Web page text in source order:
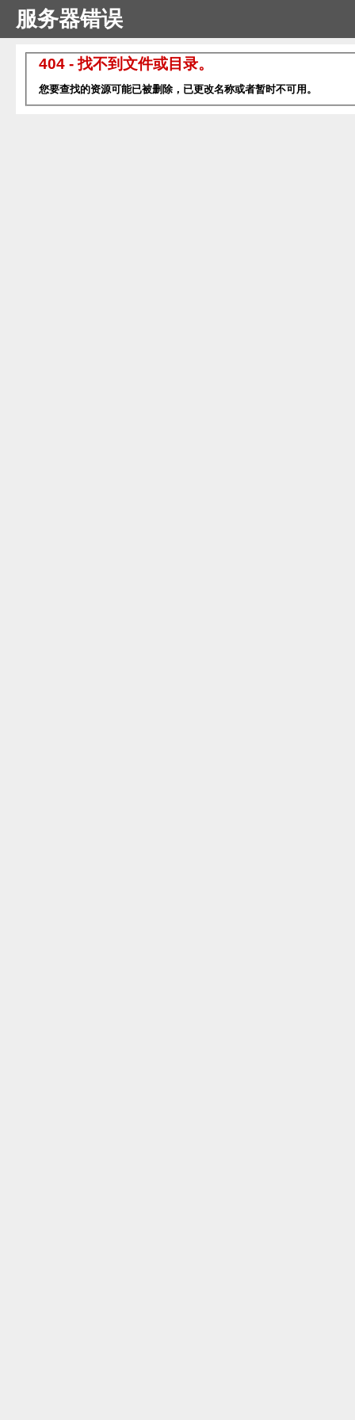
服务器错误
404 - 找不到文件或目录。
您要查找的资源可能已被删除，已更改名称或者暂时不可用。